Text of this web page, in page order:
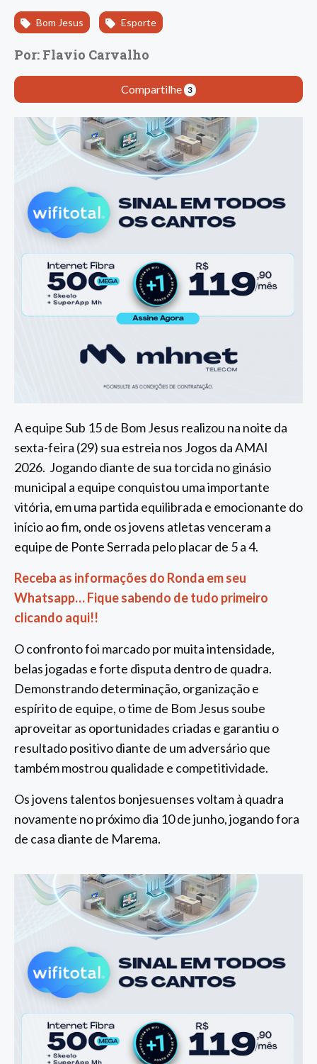
Bom Jesus Esporte
Por: Flavio Carvalho
Compartilhe 3
A equipe Sub 15 de Bom Jesus realizou na noite da
sexta-feira (29) sua estreia nos Jogos da AMAI
2026. Jogando diante de sua torcida no ginásio
municipal a equipe conquistou uma importante
vitória, em uma partida equilibrada e emocionante do
início ao fim, onde os jovens atletas venceram a
equipe de Ponte Serrada pelo placar de 5 a 4.
Receba as informações do Ronda em seu
Whatsapp… Fique sabendo de tudo primeiro
clicando aqui!!
O confronto foi marcado por muita intensidade,
belas jogadas e forte disputa dentro de quadra.
Demonstrando determinação, organização e
espírito de equipe, o time de Bom Jesus soube
aproveitar as oportunidades criadas e garantiu o
resultado positivo diante de um adversário que
também mostrou qualidade e competitividade.
Os jovens talentos bonjesuenses voltam à quadra
novamente no próximo dia 10 de junho, jogando fora
de casa diante de Marema.